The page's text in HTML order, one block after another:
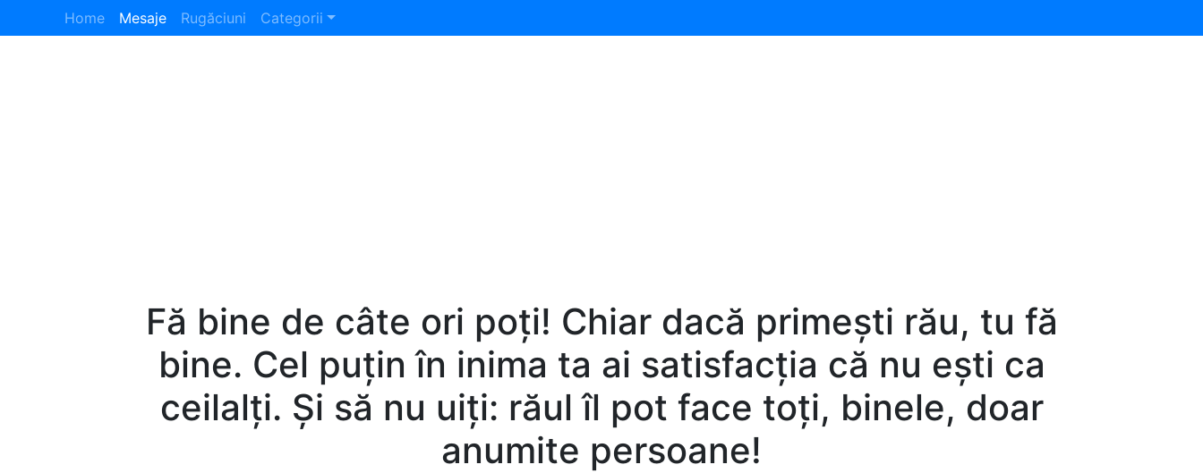
Home Mesaje Rugăciuni Categorii
Fă bine de câte ori poți! Chiar dacă primești rău, tu fă
bine. Cel puțin în inima ta ai satisfacția că nu ești ca
ceilalți. Și să nu uiți: răul îl pot face toți, binele, doar
anumite persoane!